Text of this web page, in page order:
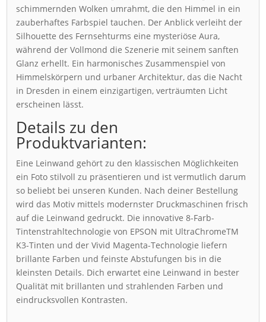
schimmernden Wolken umrahmt, die den Himmel in ein
zauberhaftes Farbspiel tauchen. Der Anblick verleiht der
Silhouette des Fernsehturms eine mysteriöse Aura,
während der Vollmond die Szenerie mit seinem sanften
Glanz erhellt. Ein harmonisches Zusammenspiel von
Himmelskörpern und urbaner Architektur, das die Nacht
in Dresden in einem einzigartigen, verträumten Licht
erscheinen lässt.
Details zu den
Produktvarianten:
Eine Leinwand gehört zu den klassischen Möglichkeiten
ein Foto stilvoll zu präsentieren und ist vermutlich darum
so beliebt bei unseren Kunden. Nach deiner Bestellung
wird das Motiv mittels modernster Druckmaschinen frisch
auf die Leinwand gedruckt. Die innovative 8-Farb-
Tintenstrahltechnologie von EPSON mit UltraChromeTM
K3-Tinten und der Vivid Magenta-Technologie liefern
brillante Farben und feinste Abstufungen bis in die
kleinsten Details. Dich erwartet eine Leinwand in bester
Qualität mit brillanten und strahlenden Farben und
eindrucksvollen Kontrasten.